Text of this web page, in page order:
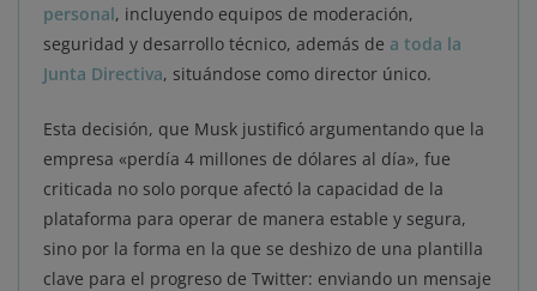
personal, incluyendo equipos de moderación,
seguridad y desarrollo técnico, además de a toda la
Junta Directiva, situándose como director único.
Esta decisión, que Musk justificó argumentando que la
empresa «perdía 4 millones de dólares al día», fue
criticada no solo porque afectó la capacidad de la
plataforma para operar de manera estable y segura,
sino por la forma en la que se deshizo de una plantilla
clave para el progreso de Twitter: enviando un mensaje